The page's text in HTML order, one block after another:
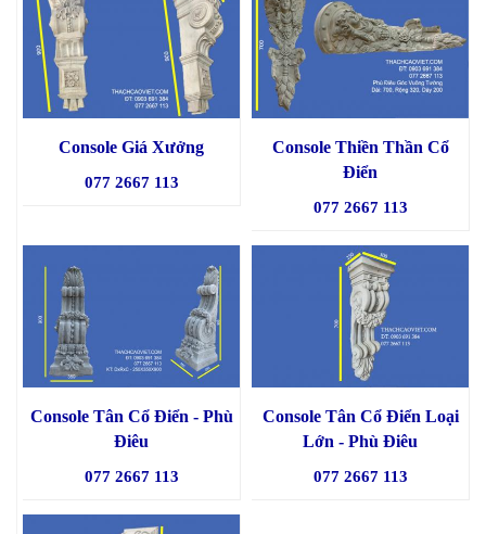
Console Giá Xưởng
077 2667 113
Console Thiền Thần Cổ
Điển
077 2667 113
Console Tân Cổ Điển - Phù
Điêu
077 2667 113
Console Tân Cổ Điển Loại
Lớn - Phù Điêu
077 2667 113